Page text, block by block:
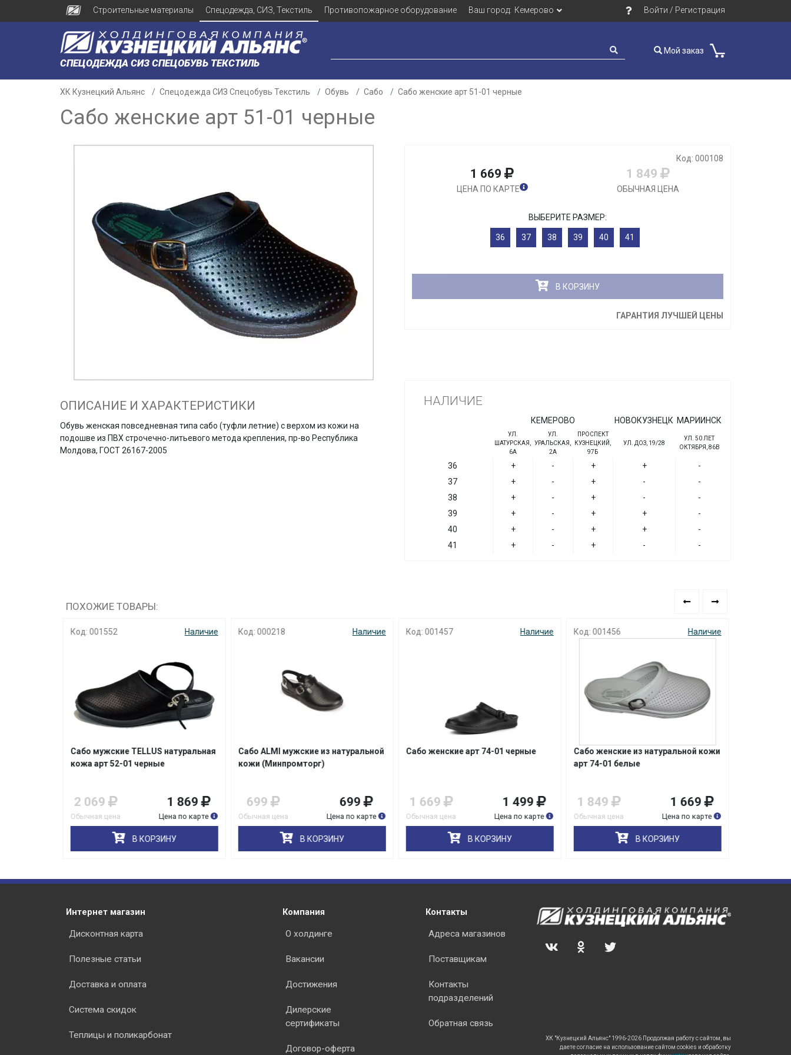
Строительные материалы Спецодежда, СИЗ, Текстиль Противопожарное оборудование Ваш город: Кемерово Войти / Регистрация
СПЕЦОДЕЖДА СИЗ СПЕЦОБУВЬ ТЕКСТИЛЬ
Мой заказ
ХК Кузнецкий Альянс Спецодежда СИЗ Спецобувь Текстиль Обувь Сабо Сабо женские арт 51-01 черные
Сабо женские арт 51-01 черные
Код: 000108
1 669
ЦЕНА ПО КАРТЕ
1 849
ОБЫЧНАЯ ЦЕНА
ВЫБЕРИТЕ РАЗМЕР:
36 37 38 39 40 41
В КОРЗИНУ
ГАРАНТИЯ ЛУЧШЕЙ ЦЕНЫ
ОПИСАНИЕ И ХАРАКТЕРИСТИКИ
Обувь женская повседневная типа сабо (туфли летние) с верхом из кожи на
подошве из ПВХ строчечно-литьевого метода крепления, пр-во Республика
Молдова, ГОСТ 26167-2005
НАЛИЧИЕ
КЕМЕРОВО НОВОКУЗНЕЦК МАРИИНСК
УЛ.
ШАТУРСКАЯ,
6А
УЛ.
УРАЛЬСКАЯ,
2А
ПРОСПЕКТ
КУЗНЕЦКИЙ,
97Б
УЛ. ДОЗ, 19/28
УЛ. 50 ЛЕТ
ОКТЯБРЯ, 86В
36 + - + +
-
37
+ - + -
-
38
+ - + -
-
39
+ - + +
-
40
+ - + +
-
41
+ - + - -
ПОХОЖИЕ ТОВАРЫ:
Код: 001552 Наличие
Сабо мужские TELLUS натуральная
кожа арт 52-01 черные
2 069
Обычная цена
1 869
Цена по карте
В КОРЗИНУ
Код: 000218 Наличие
Сабо ALMI мужские из натуральной
кожи (Минпромторг)
699
Обычная цена
699
Цена по карте
В КОРЗИНУ
Код: 001457 Наличие
Сабо женские арт 74-01 черные
1 669
Обычная цена
1 499
Цена по карте
В КОРЗИНУ
Код: 001456 Наличие
Сабо женские из натуральной кожи
арт 74-01 белые
1 849
Обычная цена
1 669
Цена по карте
В КОРЗИНУ
Интернет магазин
Дисконтная карта
Полезные статьи
Доставка и оплата
Система скидок
Теплицы и поликарбонат
Компания
О холдинге
Вакансии
Достижения
Дилерские
сертификаты
Договор-оферта
Контакты
Адреса магазинов
Поставщикам
Контакты
подразделений
Обратная связь
ХК "Кузнецкий Альянс" 1996-2026 Продолжая работу с сайтом, вы
даете согласие на использование сайтом cookies и обработку